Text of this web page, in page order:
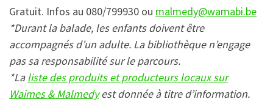
Gratuit. Infos au 080/799930 ou malmedy@wamabi.be
*Durant la balade, les enfants doivent être
accompagnés d’un adulte. La bibliothèque n’engage
pas sa responsabilité sur le parcours.
*Laliste des produits et producteurs locaux sur
Waimes & Malmedyest donnée à titre d’information.